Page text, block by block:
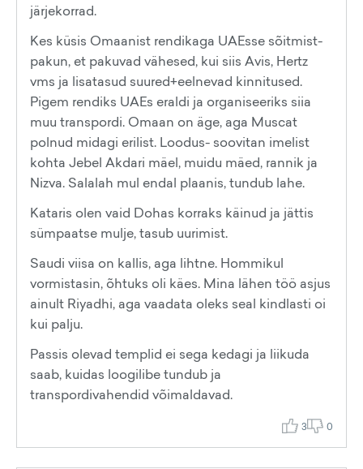
järjekorrad.
Kes küsis Omaanist rendikaga UAEsse sõitmist-
pakun, et pakuvad vähesed, kui siis Avis, Hertz
vms ja lisatasud suured+eelnevad kinnitused.
Pigem rendiks UAEs eraldi ja organiseeriks siia
muu transpordi. Omaan on äge, aga Muscat
polnud midagi erilist. Loodus- soovitan imelist
kohta Jebel Akdari mäel, muidu mäed, rannik ja
Nizva. Salalah mul endal plaanis, tundub lahe.
Kataris olen vaid Dohas korraks käinud ja jättis
sümpaatse mulje, tasub uurimist.
Saudi viisa on kallis, aga lihtne. Hommikul
vormistasin, õhtuks oli käes. Mina lähen töö asjus
ainult Riyadhi, aga vaadata oleks seal kindlasti oi
kui palju.
Passis olevad templid ei sega kedagi ja liikuda
saab, kuidas loogilibe tundub ja
transpordivahendid võimaldavad.
3 0